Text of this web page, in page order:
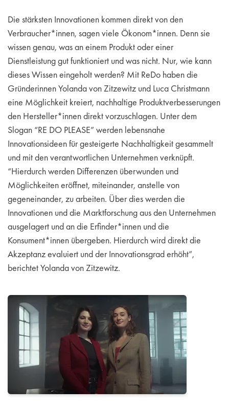
Die stärksten Innovationen kommen direkt von den
Verbraucher*innen, sagen viele Ökonom*innen. Denn sie
wissen genau, was an einem Produkt oder einer
Dienstleistung gut funktioniert und was nicht. Nur, wie kann
dieses Wissen eingeholt werden? Mit ReDo haben die
Gründerinnen Yolanda von Zitzewitz und Luca Christmann
eine Möglichkeit kreiert, nachhaltige Produktverbesserungen
den Hersteller*innen direkt vorzuschlagen. Unter dem
Slogan “RE DO PLEASE” werden lebensnahe
Innovationsideen für gesteigerte Nachhaltigkeit gesammelt
und mit den verantwortlichen Unternehmen verknüpft.
“Hierdurch werden Differenzen überwunden und
Möglichkeiten eröffnet, miteinander, anstelle von
gegeneinander, zu arbeiten. Über dies werden die
Innovationen und die Marktforschung aus den Unternehmen
ausgelagert und an die Erfinder*innen und die
Konsument*innen übergeben. Hierdurch wird direkt die
Akzeptanz evaluiert und der Innovationsgrad erhöht”,
berichtet Yolanda von Zitzewitz.